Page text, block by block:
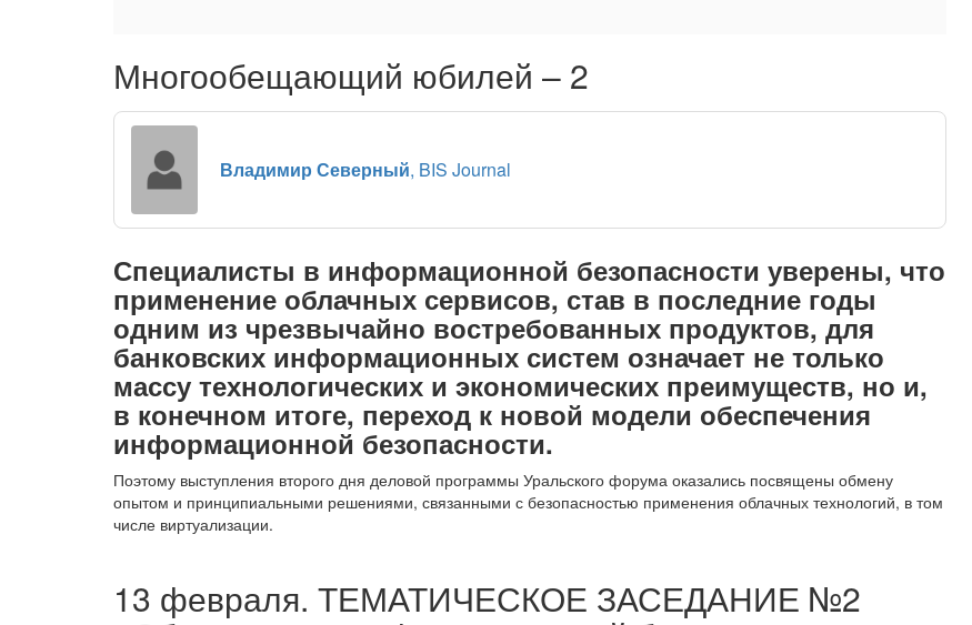
Многообещающий юбилей – 2
Владимир Северный, BIS Journal
Специалисты в информационной безопасности уверены, что
применение облачных сервисов, став в последние годы
одним из чрезвычайно востребованных продуктов, для
банковских информационных систем означает не только
массу технологических и экономических преимуществ, но и,
в конечном итоге, переход к новой модели обеспечения
информационной безопасности.
Поэтому выступления второго дня деловой программы Уральского форума оказались посвящены обмену
опытом и принципиальными решениями, связанными с безопасностью применения облачных технологий, в том
числе виртуализации.
13 февраля. ТЕМАТИЧЕСКОЕ ЗАСЕДАНИЕ №2